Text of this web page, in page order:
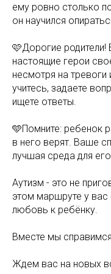
ему ровно столько
он научился
🩷Дорогие
настоящие герои
несмотря на
учитесь, задаете
ищете ответы.
🩵Помните: ребенок
в него верят. Ваше
лучшая среда для
Аутизм - это не
этом маршруте у вас
любовь к ребёнку.
Вместе мы
Ждем вас на новых